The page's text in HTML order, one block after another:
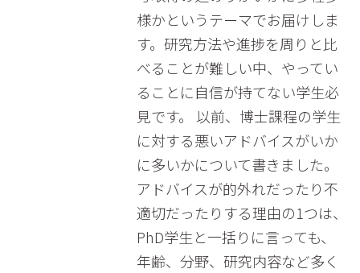
様かというテーマでお届けしま
す。研究方法や進捗を周りと比
べることが難しい中、やってい
ることに自信が持てない学生必
見です。 以前、博士課程の学生
に対する悪いアドバイスがいか
に多いかについて書きました。
アドバイスが的外れだったり不
適切だったりする理由の1つは、
PhD学生と一括りに言っても、
年齢、分野、研究内容など多く